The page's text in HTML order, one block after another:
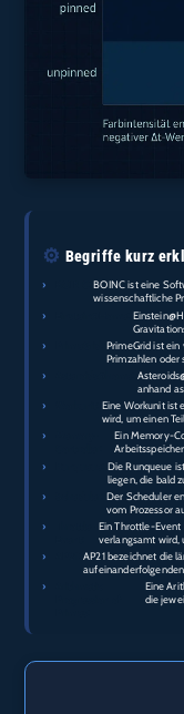
⚙️ Begriffe kurz
›
BOINC ist eine
wissenschaftliche
›
›
PrimeGrid ist ein
Primzahlen oder
›
anhand
›
Eine Workunit ist
wird, um einen
›
Ein Memory-
›
Die Runqueue
liegen, die bald
›
Der Scheduler
vom Prozessor
›
Ein Throttle-Event
verlangsamt wird,
›
AP21 bezeichnet die
›
Eine
die